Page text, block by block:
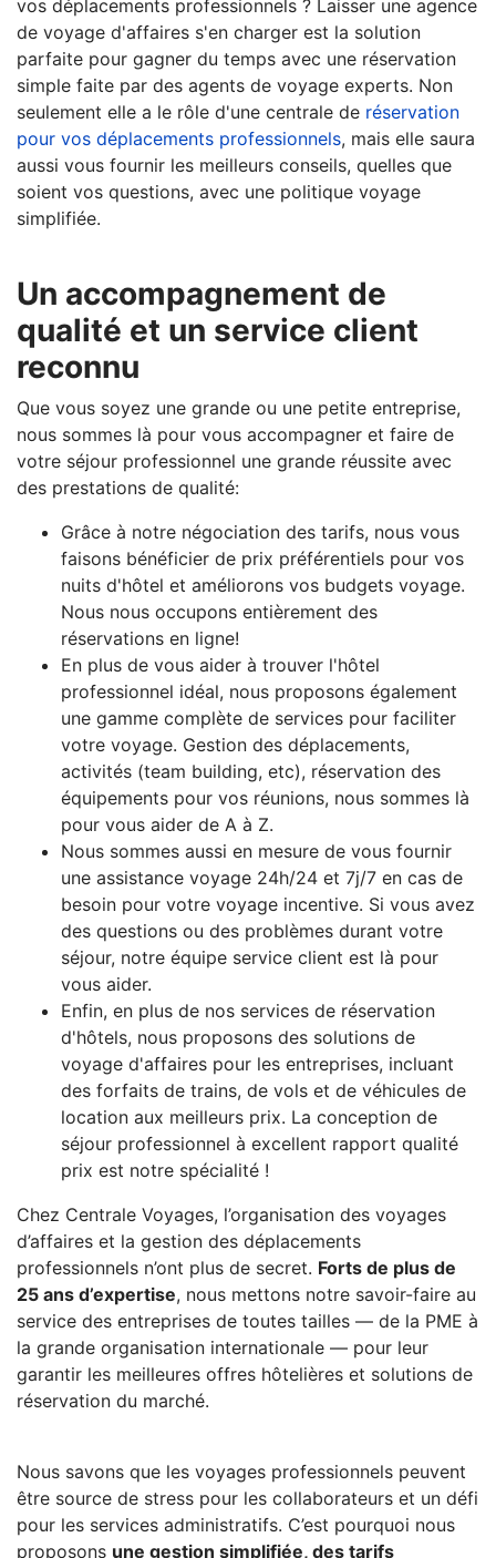
vos déplacements professionnels ? Laisser une agence
de voyage d'affaires s'en charger est la solution
parfaite pour gagner du temps avec une réservation
simple faite par des agents de voyage experts. Non
seulement elle a le rôle d'une centrale de réservation
pour vos déplacements professionnels, mais elle saura
aussi vous fournir les meilleurs conseils, quelles que
soient vos questions, avec une politique voyage
simplifiée.
Un accompagnement de
qualité et un service client
reconnu
Que vous soyez une grande ou une petite entreprise,
nous sommes là pour vous accompagner et faire de
votre séjour professionnel une grande réussite avec
des prestations de qualité:
Grâce à notre négociation des tarifs, nous vous
faisons bénéficier de prix préférentiels pour vos
nuits d'hôtel et améliorons vos budgets voyage.
Nous nous occupons entièrement des
réservations en ligne!
En plus de vous aider à trouver l'hôtel
professionnel idéal, nous proposons également
une gamme complète de services pour faciliter
votre voyage. Gestion des déplacements,
activités (team building, etc), réservation des
équipements pour vos réunions, nous sommes là
pour vous aider de A à Z.
Nous sommes aussi en mesure de vous fournir
une assistance voyage 24h/24 et 7j/7 en cas de
besoin pour votre voyage incentive. Si vous avez
des questions ou des problèmes durant votre
séjour, notre équipe service client est là pour
vous aider.
Enfin, en plus de nos services de réservation
d'hôtels, nous proposons des solutions de
voyage d'affaires pour les entreprises, incluant
des forfaits de trains, de vols et de véhicules de
location aux meilleurs prix. La conception de
séjour professionnel à excellent rapport qualité
prix est notre spécialité !
Chez Centrale Voyages, l’organisation des voyages
d’affaires et la gestion des déplacements
professionnels n’ont plus de secret. Forts de plus de
25 ans d’expertise, nous mettons notre savoir-faire au
service des entreprises de toutes tailles — de la PME à
la grande organisation internationale — pour leur
garantir les meilleures offres hôtelières et solutions de
réservation du marché.
Nous savons que les voyages professionnels peuvent
être source de stress pour les collaborateurs et un défi
pour les services administratifs. C’est pourquoi nous
proposons une gestion simplifiée, des tarifs